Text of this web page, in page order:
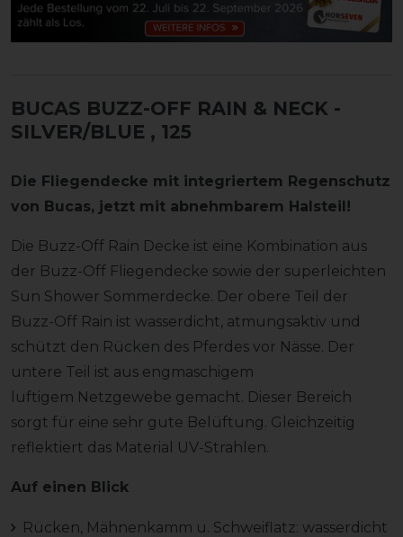
BUCAS BUZZ-OFF RAIN & NECK -
SILVER/BLUE , 125
Die Fliegendecke mit integriertem Regenschutz
von Bucas, jetzt mit abnehmbarem Halsteil!
Die Buzz-Off Rain Decke ist eine Kombination aus
der Buzz-Off Fliegendecke sowie der superleichten
Sun Shower Sommerdecke. Der obere Teil der
Buzz-Off Rain ist wasserdicht, atmungsaktiv und
schützt den Rücken des Pferdes vor Nässe. Der
untere Teil ist aus engmaschigem
luftigem Netzgewebe gemacht. Dieser Bereich
sorgt für eine sehr gute Belüftung. Gleichzeitig
reflektiert das Material UV-Strahlen.
Auf einen Blick
Rücken, Mähnenkamm u. Schweiflatz: wasserdicht